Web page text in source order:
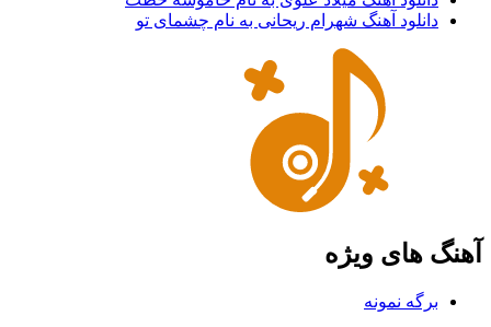
دانلود آهنگ شهرام ریحانی به نام چشمای تو
آهنگ های ویژه
برگه نمونه